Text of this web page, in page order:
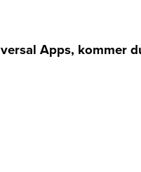
Apps, kommer